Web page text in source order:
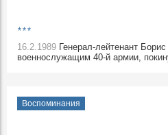
***
16.2.1989 Генерал-лейтенант
военнослужащим 40-й армии,
Воспоминания